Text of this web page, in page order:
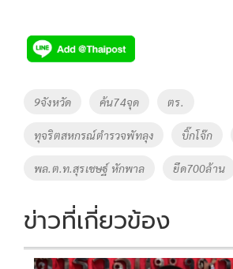
Tags
9จังหวัด ค้น74จุด ตร.
ทุจริตสหกรณ์ตำรวจพัทลุง บิ๊กโจ๊ก
พล.ต.ท.สุรเชษฐ์ หักพาล ยึด700ล้าน
ข่าวที่เกี่ยวข้อง